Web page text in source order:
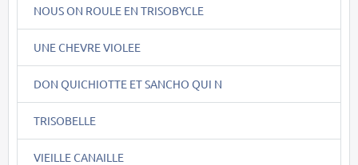
NOUS ON ROULE EN TRISOBYCLE
UNE CHEVRE VIOLEE
DON QUICHIOTTE ET SANCHO QUI N
TRISOBELLE
VIEILLE CANAILLE